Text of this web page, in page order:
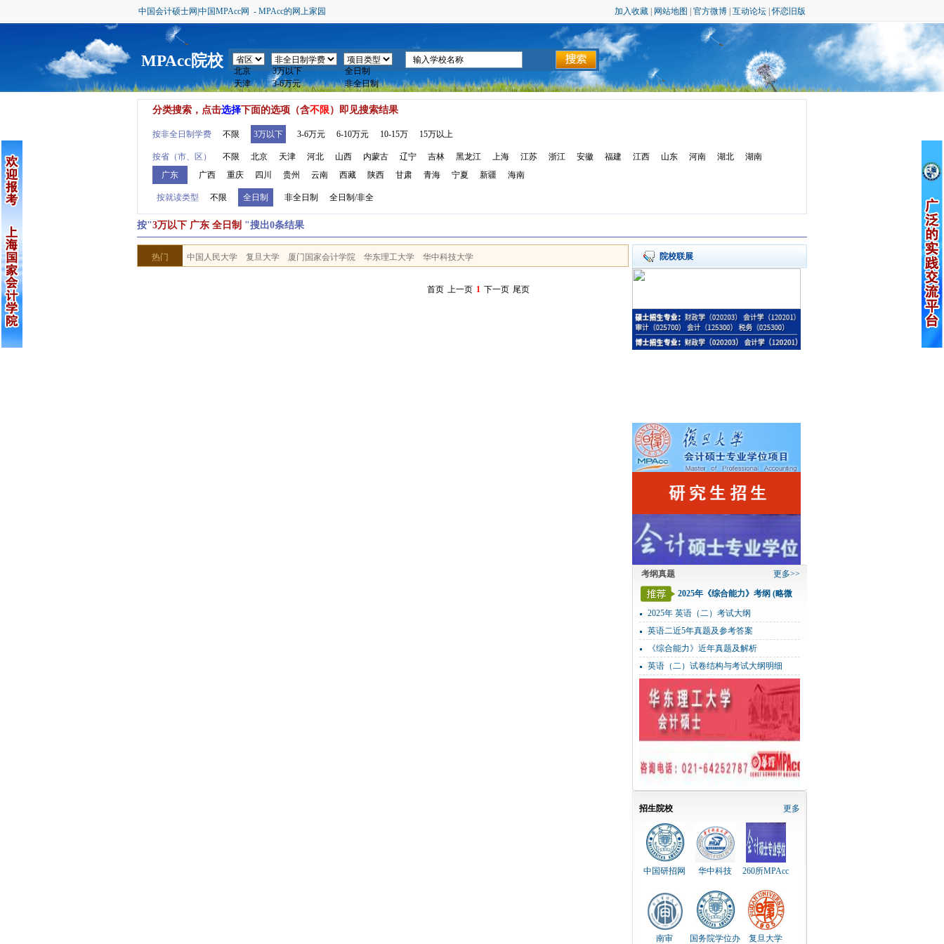
中国会计硕士网|中国MPAcc网 - MPAcc的网上家园 加入收藏 网站地图 官方微博 互动论坛 |怀恋旧版
MPAcc院校
分类搜索，点击选择下面的选项（含不限）即见搜索结果
按非全日制学费 不限 3万以下 3-6万元 6-10万元 10-15万 15万以上
按省（市、区） 不限 北京 天津 河北 山西 内蒙古 辽宁 吉林 黑龙江 上海 江苏 浙江 安徽 福建 江西 山东 河南 湖北
湖南
广东
广西 重庆 四川 贵州 云南 西藏 陕西 甘肃 青海 宁夏 新疆 海南
按就读类型 不限 全日制 非全日制 全日制/非全
按"3万以下 广东 全日制 "搜出0条结果
热门 中国人民大学 复旦大学 厦门国家会计学院 华东理工大学 华中科技大学
首页 上一页 1 下一页 尾页
院校联展
考纲真题
更多>>
2025年《综合能力》考纲 (略微
变化)
2025年 英语（二）考试大纲
英语二近5年真题及参考答案
《综合能力》近年真题及解析
英语（二）试卷结构与考试大纲明细
更多
招生院校
中国研招网 华中科技 260所MPAcc
南审 国务院学位办 复旦大学